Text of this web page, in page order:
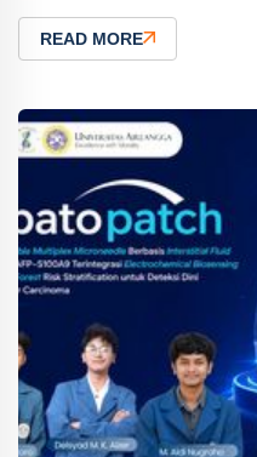
READ MORE